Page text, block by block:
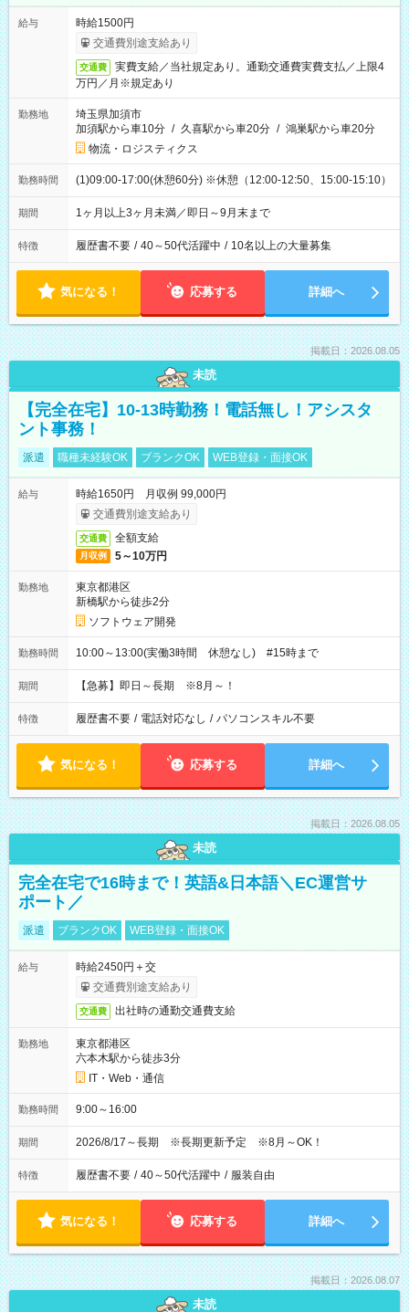
給与
時給1500円
交通費別途支給あり
交通費
実費支給／当社規定あり。通勤交通費実費支払／上限4
万円／月※規定あり
勤務地
埼玉県加須市
加須駅から車10分 / 久喜駅から車20分 / 鴻巣駅から車20分
物流・ロジスティクス
勤務時間 (1)09:00-17:00(休憩60分) ※休憩（12:00-12:50、15:00-15:10）
期間 1ヶ月以上3ヶ月未満／即日～9月末まで
特徴 履歴書不要 / 40～50代活躍中 / 10名以上の大量募集
気になる！ 応募する 詳細へ
掲載日：2026.08.05
未読
【完全在宅】10-13時勤務！電話無し！アシスタ
ント事務！
派遣 職種未経験OK ブランクOK WEB登録・面接OK
給与
時給1650円 月収例 99,000円
交通費別途支給あり
交通費 全額支給
月収例 5～10万円
勤務地
東京都港区
新橋駅から徒歩2分
ソフトウェア開発
勤務時間 10:00～13:00(実働3時間 休憩なし) #15時まで
期間 【急募】即日～長期 ※8月～！
特徴 履歴書不要 / 電話対応なし / パソコンスキル不要
気になる！ 応募する 詳細へ
掲載日：2026.08.05
未読
完全在宅で16時まで！英語&日本語＼EC運営サ
ポート／
派遣 ブランクOK WEB登録・面接OK
給与
時給2450円＋交
交通費別途支給あり
交通費 出社時の通勤交通費支給
勤務地
東京都港区
六本木駅から徒歩3分
IT・Web・通信
勤務時間 9:00～16:00
期間 2026/8/17～長期 ※長期更新予定 ※8月～OK！
特徴 履歴書不要 / 40～50代活躍中 / 服装自由
気になる！ 応募する 詳細へ
掲載日：2026.08.07
未読